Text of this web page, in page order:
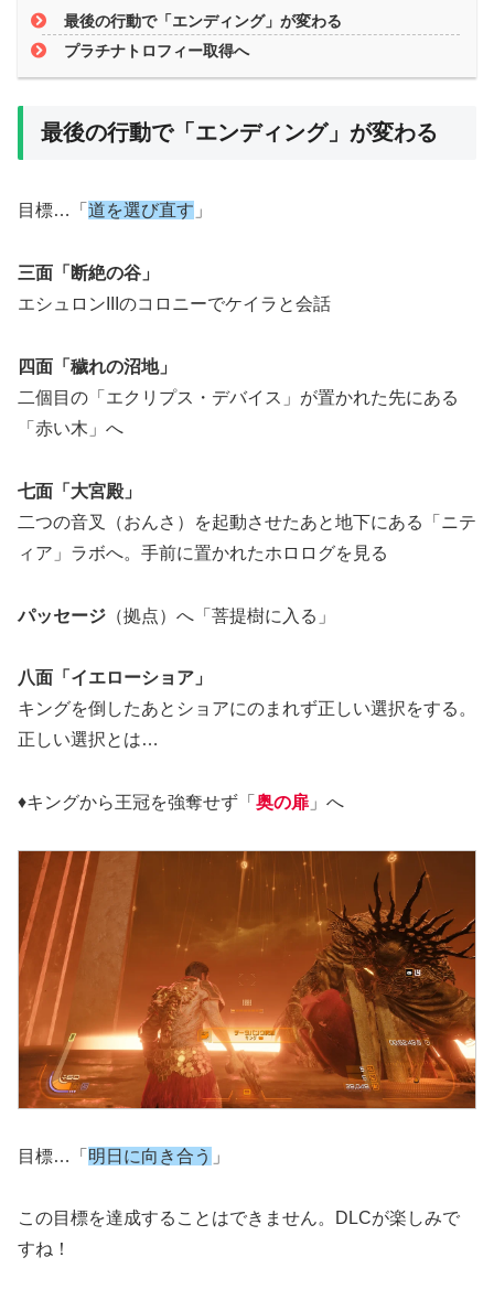
最後の行動で「エンディング」が変わる
プラチナトロフィー取得へ
最後の行動で「エンディング」が変わる
目標…「 道を選び直す 」
三面「断絶の谷」
エシュロンIIIのコロニーでケイラと会話
四面「穢れの沼地」
二個目の「エクリプス・デバイス」が置かれた先にある
「赤い木」へ
七面「大宮殿」
二つの音叉（おんさ）を起動させたあと地下にある「ニテ
ィア」ラボへ。手前に置かれたホロログを見る
パッセージ （拠点）へ「菩提樹に入る」
八面「イエローショア」
キングを倒したあとショアにのまれず正しい選択をする。
正しい選択とは…
♦キングから王冠を強奪せず「 奥の扉 」へ
目標…「 明日に向き合う 」
この目標を達成することはできません。DLCが楽しみで
すね！